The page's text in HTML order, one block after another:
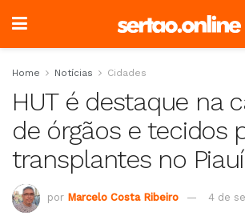
Home Notícias Cidades
HUT é destaque na
de órgãos e tecidos
transplantes no Piauí
por Marcelo Costa Ribeiro 4 de